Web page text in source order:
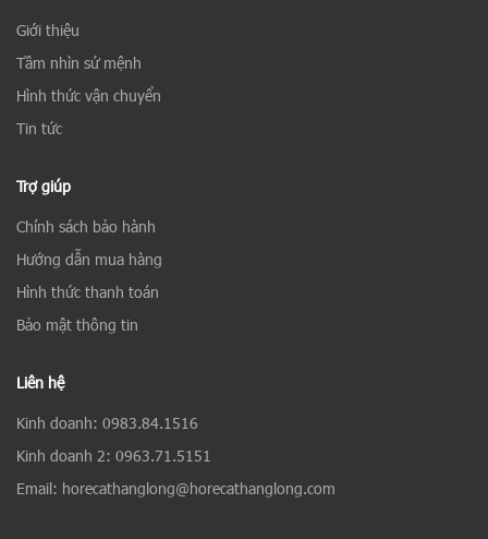
Giới thiệu
Tầm nhìn sứ mệnh
Hình thức vận chuyển
Tin tức
Trợ giúp
Chính sách bảo hành
Hướng dẫn mua hàng
Hình thức thanh toán
Bảo mật thông tin
Liên hệ
Kinh doanh: 0983.84.1516
Kinh doanh 2: 0963.71.5151
Email: horecathanglong@horecathanglong.com